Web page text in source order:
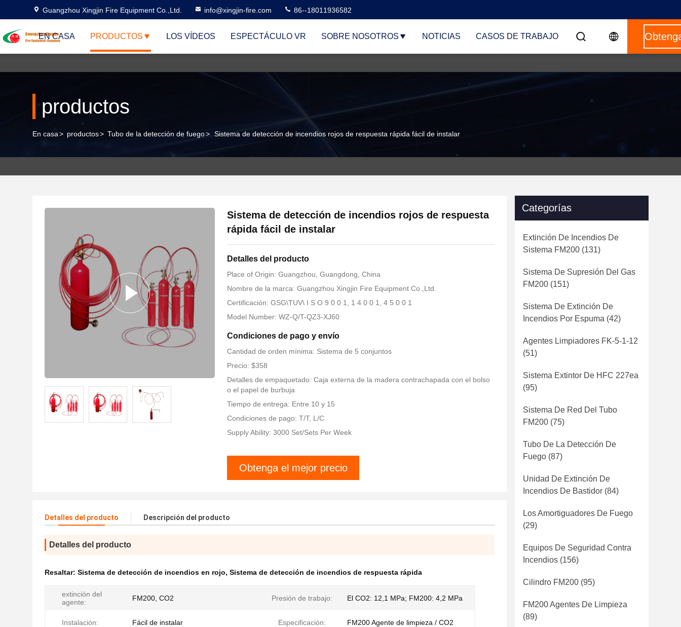
Guangzhou Xingjin Fire Equipment Co.,Ltd. info@xingjin-fire.com 86--18011936582
EN CASA PRODUCTOS LOS VÍDEOS ESPECTÁCULO VR SOBRE NOSOTROS NOTICIAS CASOS DE TRABAJO
productos
En casa> productos> Tubo de la detección de fuego> Sistema de detección de incendios rojos de respuesta rápida fácil de instalar
Sistema de detección de incendios rojos de respuesta
rápida fácil de instalar
Detalles del producto
Place of Origin: Guangzhou, Guangdong, China
Nombre de la marca: Guangzhou Xingjin Fire Equipment Co.,Ltd.
Certificación: GSG\TUV\ I S O 9 0 0 1, 1 4 0 0 1, 4 5 0 0 1
Model Number: WZ-Q/T-QZ3-XJ60
Condiciones de pago y envío
Cantidad de orden mínima: Sistema de 5 conjuntos
Precio: $358
Detalles de empaquetado: Caja externa de la madera contrachapada con el bolso
o el papel de burbuja
Tiempo de entrega: Entre 10 y 15
Condiciones de pago: T/T, L/C
Supply Ability: 3000 Set/Sets Per Week
Obtenga el mejor precio
Detalles del producto Descripción del producto
Detalles del producto
Resaltar: Sistema de detección de incendios en rojo, Sistema de detección de incendios de respuesta rápida
extinción del
agente:
FM200, CO2 Presión de trabajo: El CO2: 12,1 MPa; FM200: 4,2 MPa
Instalación: Fácil de instalar Especificación: FM200 Agente de limpieza / CO2
Categorías
Extinción De Incendios De
Sistema FM200 (131)
Sistema De Supresión Del Gas
FM200 (151)
Sistema De Extinción De
Incendios Por Espuma (42)
Agentes Limpiadores FK-5-1-12
(51)
Sistema Extintor De HFC 227ea
(95)
Sistema De Red Del Tubo
FM200 (75)
Tubo De La Detección De
Fuego (87)
Unidad De Extinción De
Incendios De Bastidor (84)
Los Amortiguadores De Fuego
(29)
Equipos De Seguridad Contra
Incendios (156)
Cilindro FM200 (95)
FM200 Agentes De Limpieza
(89)